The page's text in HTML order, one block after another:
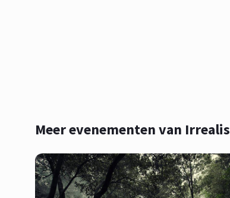
Meer evenementen van Irrealis